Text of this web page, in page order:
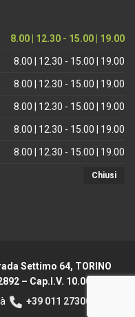
8.00 | 12.30 - 15.00 | 19.00
8.00 | 12.30 - 15.00 | 19.00
8.00 | 12.30 - 15.00 | 19.00
8.00 | 12.30 - 15.00 | 19.00
8.00 | 12.30 - 15.00 | 19.00
8.00 | 12.30 - 15.00 | 19.00
Chiusi
Settimo 64, TORINO
– Cap.I.V. 10.000 €
+39 011 2730044